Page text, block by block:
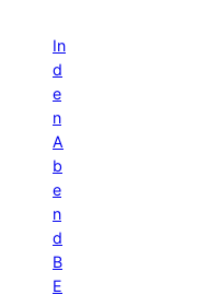
In
d
e
n
A
b
e
n
d
B
E